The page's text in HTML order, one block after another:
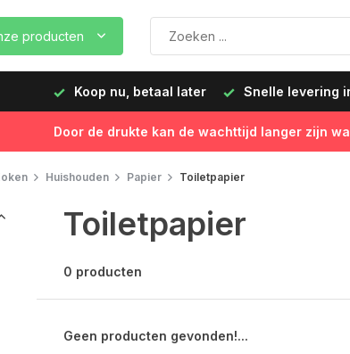
producten
Koop nu, betaal later Snelle levering
Door de drukte kan de wachttijd langer zijn
Huishouden Papier Toiletpapier
Toiletpapier
0 producten
Geen producten gevonden!...